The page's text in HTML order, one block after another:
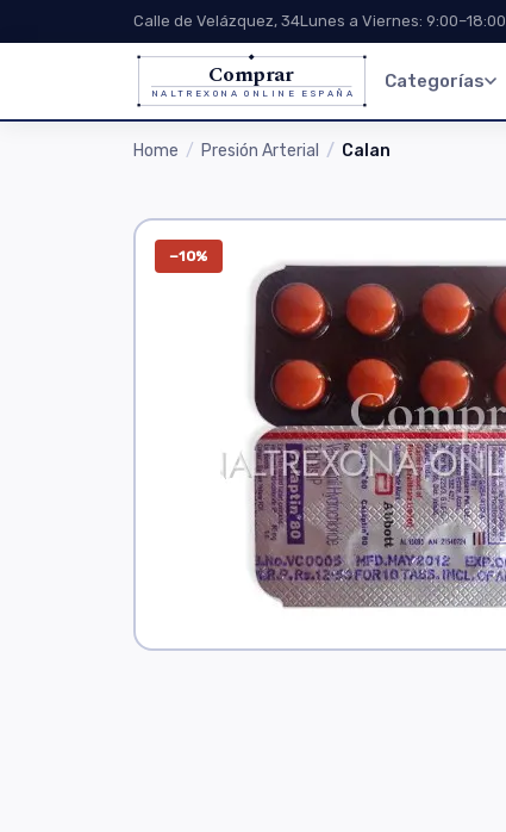
Calle de Velázquez, 34Lunes a Viernes: 9:00–18:00
Comprar
NALTREXONA ONLINE ESPAÑA
Categorías
Home Presión Arterial Calan
−10%